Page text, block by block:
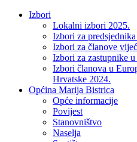
Izbori
Lokalni izbori 2025.
Izbori za
Izbori za članove
Izbori za zastupnike
Izbori članova u
Hrvatske 2024.
Općina Marija Bistrica
Opće informacije
Povijest
Stanovništvo
Naselja